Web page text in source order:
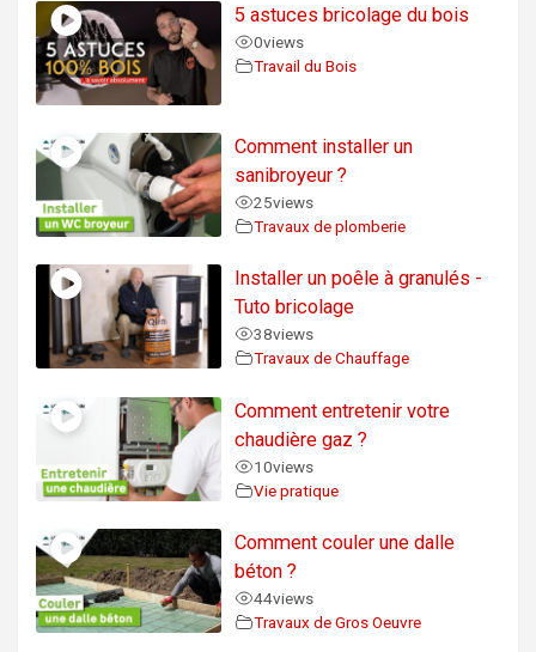
5 astuces bricolage du bois
0views
Travail du Bois
Comment installer un
sanibroyeur ?
25views
Travaux de plomberie
Installer un poêle à granulés -
Tuto bricolage
38views
Travaux de Chauffage
Comment entretenir votre
chaudière gaz ?
10views
Vie pratique
Comment couler une dalle
béton ?
44views
Travaux de Gros Oeuvre